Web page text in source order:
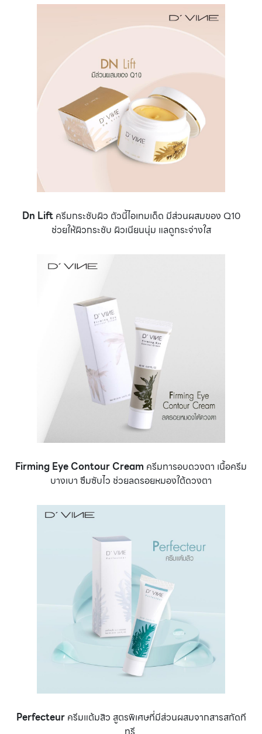
Dn Liftครีมกระชับผิว ตัวนี้ไอเทมเด็ด มีส่วนผสมของ Q10
ช่วยให้ผิวกระชับ ผิวเนียนนุ่ม แลดูกระจ่างใส
Firming Eye Contour Cream ครีมทารอบดวงตา เนื้อครีม
บางเบา ซึมซับไว ช่วยลดรอยหมองใต้ดวงตา
Perfecteurครีมแต้มสิว สูตรพิเศษที่มีส่วนผสมจากสารสกัดที